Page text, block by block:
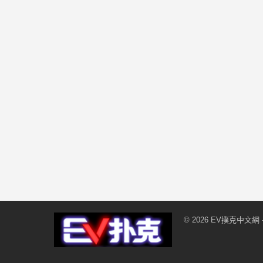
© 2026 EV撲克中文網